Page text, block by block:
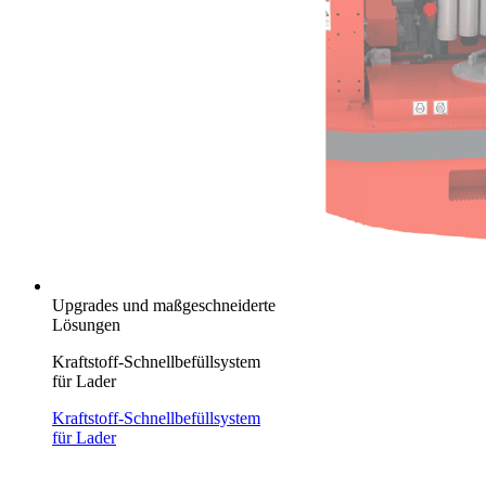
Upgrades und maßgeschneiderte
Lösungen
Kraftstoff-Schnellbefüllsystem
für Lader
Kraftstoff-Schnellbefüllsystem
für Lader